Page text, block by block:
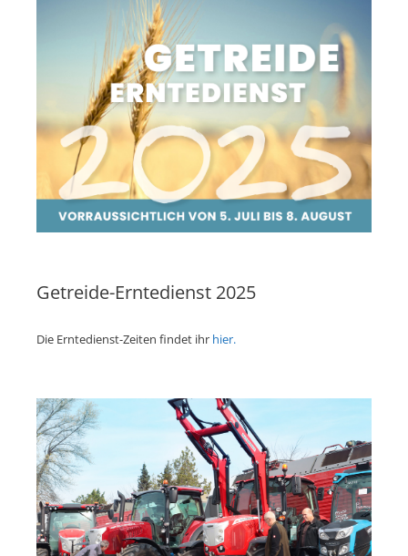
Getreide-Erntedienst 2025
Die Erntedienst-Zeiten findet ihr hier.